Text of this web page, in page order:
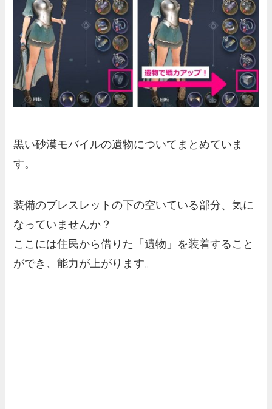
黒い砂漠モバイルの遺物についてまとめていま
す。
装備のブレスレットの下の空いている部分、気に
なっていませんか？
ここには住民から借りた「遺物」を装着すること
ができ、能力が上がります。